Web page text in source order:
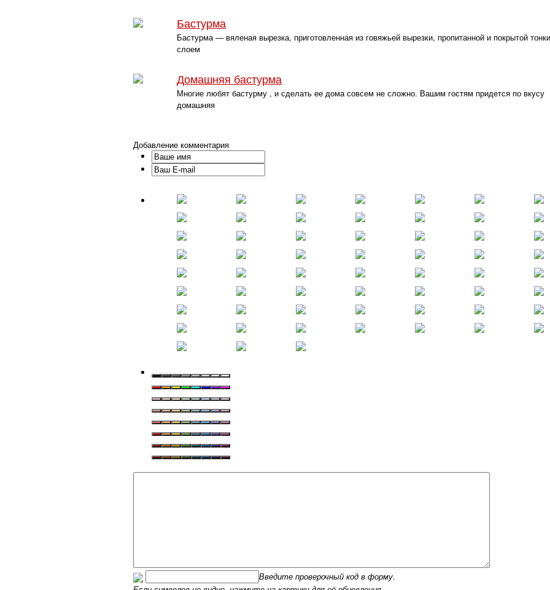
Бастурма
Бастурма — вяленая вырезка, приготовленная из говяжьей вырезки, пропитанной и покрытой
слоем
Домашняя бастурма
Многие любят бастурму , и сделать ее дома совсем не сложно. Вашим гостям придется по вкусу
домашняя
Добавление комментария
Введите проверочный код в форму.